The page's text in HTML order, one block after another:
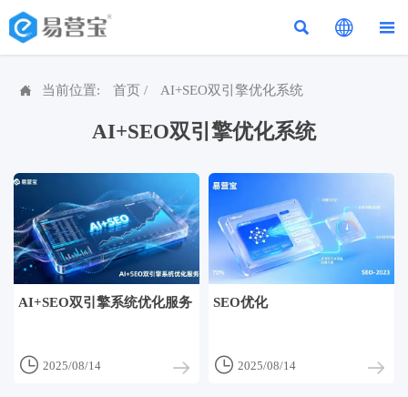
  
 当前位置: 首页 / AI+SEO双引擎优化系统
AI+SEO双引擎优化系统
AI+SEO双引擎系统优化服务
 2025/08/14
SEO优化
 2025/08/14